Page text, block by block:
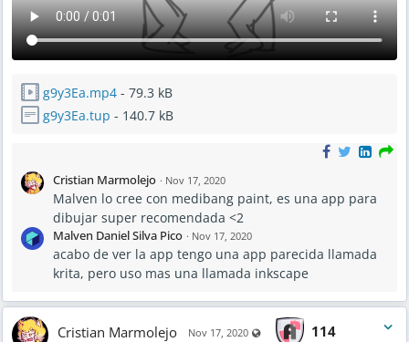
g9y3Ea.mp4 - 79.3 kB
g9y3Ea.tup - 140.7 kB
Cristian Marmolejo · Nov 17, 2020
Malven lo cree con medibang paint, es una app para
dibujar super recomendada <2
Malven Daniel Silva Pico · Nov 17, 2020
acabo de ver la app tengo una app parecida llamada
krita, pero uso mas una llamada inkscape
Cristian Marmolejo Nov 17, 2020 Visible also to unregistered
114